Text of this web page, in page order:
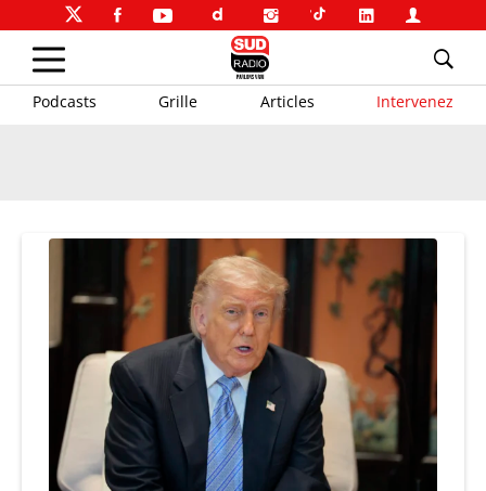
Podcasts Grille Articles Intervenez